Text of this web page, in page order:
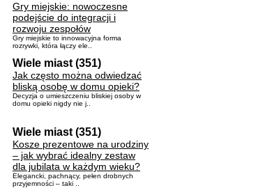
Gry miejskie: nowoczesne
podejście do integracji i
rozwoju zespołów
Gry miejskie to innowacyjna forma
rozrywki, która łączy ele..
Wiele miast (351)
Jak często można odwiedzać
bliską osobę w domu opieki?
Decyzja o umieszczeniu bliskiej osoby w
domu opieki nigdy nie j..
Wiele miast (351)
Kosze prezentowe na urodziny
– jak wybrać idealny zestaw
dla jubilata w każdym wieku?
Elegancki, pachnący, pełen drobnych
przyjemności – taki ..